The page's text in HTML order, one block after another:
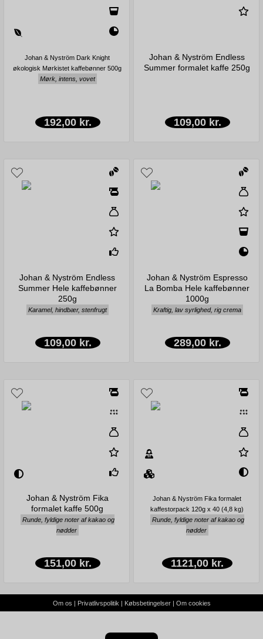
Johan & Nyström Dark Knight
økologisk Mørkistet kaffebønner 500g
Mørk, intens, vovet
192,00 kr.
Johan & Nyström Endless
Summer formalet kaffe 250g
109,00 kr.
Johan & Nyström Endless
Summer Hele kaffebønner
250g
Karamel, hindbær, stenfrugt
109,00 kr.
Johan & Nyström Espresso
La Bomba Hele kaffebønner
1000g
Kraftig, lav syrlighed, rig crema
289,00 kr.
Johan & Nyström Fika
formalet kaffe 500g
Runde, fyldige noter af kakao og
nødder
151,00 kr.
Johan & Nyström Fika formalet
kaffestorpack 120g x 40 (4,8 kg)
Runde, fyldige noter af kakao og
nødder
1121,00 kr.
Om os | Privatlivspolitik | Købsbetingelser| Om cookies